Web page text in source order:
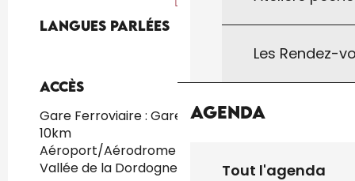
Les Rendez-
Agenda
Tout l'agenda
Langues parlées
Langues parlées
Accès
Accès
Gare Ferroviaire : Gare SNCF de Gourdon à
10km
Aéroport/Aérodrome : Aéroport Brive
Vallée de la Dordogne à 40km